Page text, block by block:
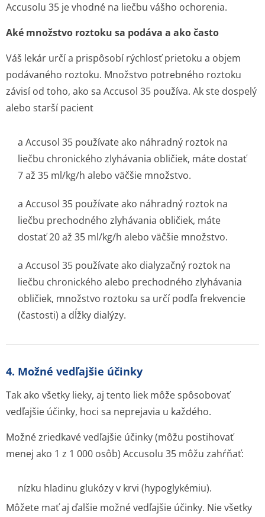
Accusolu 35 je vhodné na liečbu vášho ochorenia.
Aké množstvo roztoku sa podáva a ako často
Váš lekár určí a prispôsobí rýchlosť prietoku a objem
podávaného roztoku. Množstvo potrebného roztoku
závisí od toho, ako sa Accusol 35 používa. Ak ste dospelý
alebo starší pacient
a Accusol 35 používate ako náhradný roztok na
liečbu chronického zlyhávania obličiek, máte dostať
7 až 35 ml/kg/h alebo väčšie množstvo.
a Accusol 35 používate ako náhradný roztok na
liečbu prechodného zlyhávania obličiek, máte
dostať 20 až 35 ml/kg/h alebo väčšie množstvo.
a Accusol 35 používate ako dialyzačný roztok na
liečbu chronického alebo prechodného zlyhávania
obličiek, množstvo roztoku sa určí podľa frekvencie
(častosti) a dĺžky dialýzy.
4. Možné vedľajšie účinky
Tak ako všetky lieky, aj tento liek môže spôsobovať
vedľajšie účinky, hoci sa neprejavia u každého.
Možné zriedkavé vedľajšie účinky(môžu postihovať
menej ako 1 z 1 000 osôb) Accusolu 35 môžu zahŕňať:
nízku hladinu glukózy v krvi (hypoglykémiu).
Môžete mať aj ďalšie možné vedľajšie účinky. Nie všetky